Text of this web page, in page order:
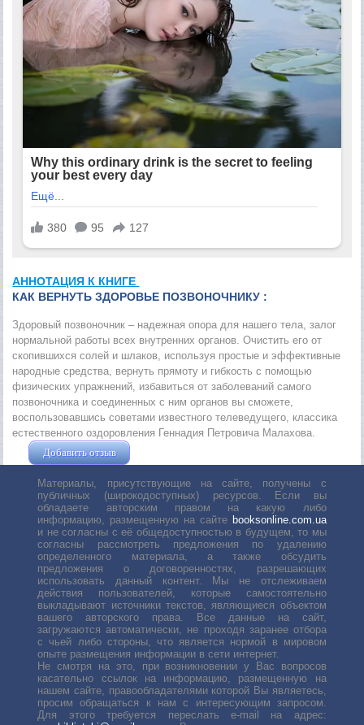
АННОТАЦИЯ К КНИГЕ
КАК ВЕРНУТЬ ЗДОРОВЬЕ ПОЗВОНОЧНИКУ :
Здоровый позвоночник – надежная опора для нашего тела, залог
нормальной работы всех внутренних органов. Очистить его от
скопившихся солей и шлаков, используя простые и эффективные
народные средства, вернуть прямоту и гибкость с помощью
физических упражнений, избавиться от заболеваний самого
позвоночника и соединенных с ним органов вы сможете,
воспользовавшись советами известного телеведущего, классика
естественного оздоровления Геннадия Петровича Малахова.
Добавить отзыв
Материалы, присутствующие на сайте, получены с
публичных (широкодоступных) ресурсов. Если вы
обладаете авторским правом на какую либо
информацию, размещенную на сайте booksonline.com.ua
и не согласны с её общедоступностью в будущем, то мы
согласны рассмотреть предложения по удалению
определенного материала, а также обсудить
предложения о договоренностях, разрешающих
использовать данный контент. Мы не отслеживаем
действия пользователей, которые самостоятельно
выкладывают источники текстов, являющиеся объектом
вашего авторского права. Все данные на сайт,
загружаются автоматически, не проходя заранее отбора
с чьей либо стороны, что является нормой в мировом
опыте размещения информации в сети интернет.
Не смотря на это, при возникновении у Вас вопросов
касательно ссылок на информацию, размещенную на
нашем сайте, правообладателями которой Вы являетесь,
просим обращаться к нам с интересующим запросом.
Для этого требуется переслать е-mail на адрес: